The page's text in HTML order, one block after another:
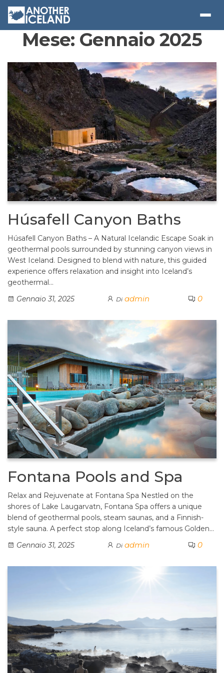
Mese: Gennaio 2025
Húsafell Canyon Baths
Húsafell Canyon Baths – A Natural Icelandic Escape Soak in
geothermal pools surrounded by stunning canyon views in
West Iceland. Designed to blend with nature, this guided
experience offers relaxation and insight into Iceland’s
geothermal…
Gennaio 31, 2025
Di admin 0
Fontana Pools and Spa
Relax and Rejuvenate at Fontana Spa Nestled on the
shores of Lake Laugarvatn, Fontana Spa offers a unique
blend of geothermal pools, steam saunas, and a Finnish-
style sauna. A perfect stop along Iceland’s famous Golden…
Gennaio 31, 2025
Di admin 0